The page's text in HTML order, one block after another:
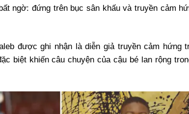
ngờ: đứng trên bục sân khấu và truyền cảm
được ghi nhận làdiễn giả truyền cảm hứng
biệt khiến câu chuyện của cậu bé lan rộng